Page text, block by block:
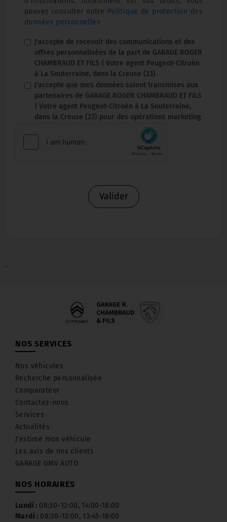
pouvez consulter notre Politique de protection des
données personnelles
J'accepte de recevoir des communications et des
offres personnalisées de la part de GARAGE ROGER
CHAMBRAUD ET FILS | Votre agent Peugeot-Citroën
à La Souterraine, dans la Creuse (23)
J'accepte que mes données soient transmises aux
partenaires de GARAGE ROGER CHAMBRAUD ET FILS
| Votre agent Peugeot-Citroën à La Souterraine,
dans la Creuse (23) pour des opérations marketing
Valider
`
NOS SERVICES
Nos véhicules
Recherche personnalisée
Comparateur
Contactez-nous
Services
Actualités
J'estime mon véhicule
Les avis de nos clients
GARAGE GMV AUTO
NOS HORAIRES
Lundi : 08:30–12:00, 14:00-18:00
Mardi : 08:30–12:00, 13:45-18:00